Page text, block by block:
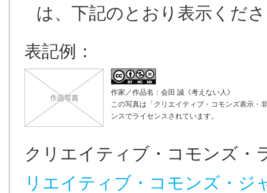
は、下記のとおり表示くだ
表記例：
作家／作品名：会田 誠《考えない人》
この写真は「クリエイティブ・コモンズ表示・
ンスでライセンスされています。
クリエイティブ・コモンズ・
リエイティブ・コモンズ・ジ